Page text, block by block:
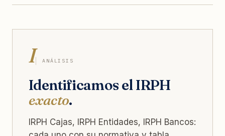
I ANÁLISIS
Identificamos el IRPH
exacto.
IRPH Cajas, IRPH Entidades, IRPH Bancos: